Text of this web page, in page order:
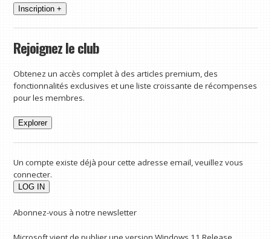
Inscription +
Rejoignez le club
Obtenez un accès complet à des articles premium, des
fonctionnalités exclusives et une liste croissante de récompenses
pour les membres.
Explorer
Un compte existe déjà pour cette adresse email, veuillez vous
connecter.
Abonnez-vous à notre newsletter